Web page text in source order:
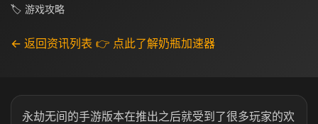
🏷 游戏攻略
← 返回资讯列表 👉 点此了解奶瓶加速器
永劫无间的手游版本在推出之后就受到了很多玩家的欢